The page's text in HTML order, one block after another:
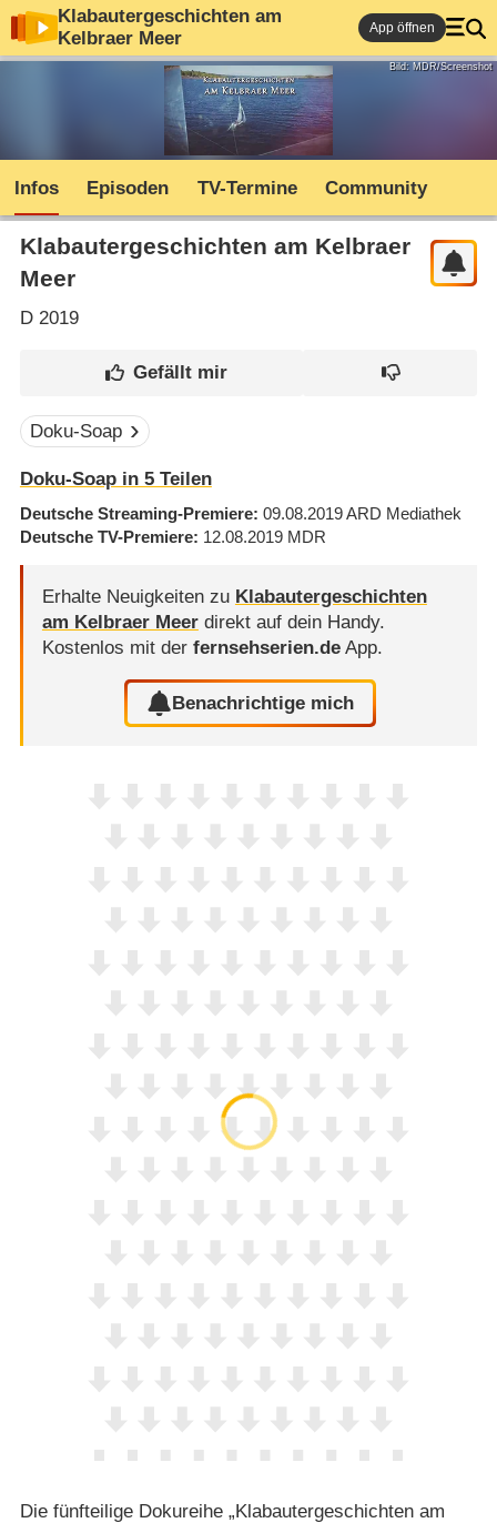
Klabautergeschichten am
Kelbraer Meer
App öffnen
Bild: MDR/Screenshot
Infos Episoden TV-Termine Community
Klabautergeschichten am Kelbraer
Meer
D2019
Doku-Soap
Doku-Soap in 5 Teilen
Deutsche Streaming-Premiere 09.08.2019ARD Mediathek
Deutsche TV-Premiere 12.08.2019 MDR
Erhalte Neuigkeiten zu Klabautergeschichten
am Kelbraer Meerdirekt auf dein Handy.
Kostenlos mit der fernsehserien.deApp.
Benachrichtige mich
Die fünfteilige Dokureihe „Klabautergeschichten am